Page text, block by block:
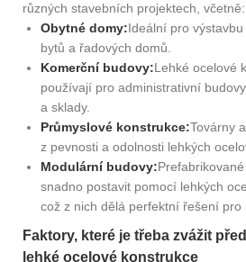
různých stavebních projektech, včetně:
Obytné domy:Ideální pro
bytů a řadových domů.
Komerční budovy:Lehké ocelové
používají pro administrativní
a sklady.
Průmyslové konstrukce:Továrny
z pevnosti a odolnosti lehkých
Modulární budovy:
snadno postavit pomocí lehkých
což z nich dělá perfektní řešení pro
Faktory, které je třeba zvážit
lehké ocelové konstrukce